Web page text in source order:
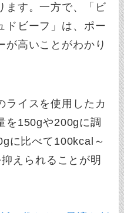
ます。一方で、「ビ
ドビーフ」は、ポー
が高いことがわかり
ライスを使用したカ
を150gや200gに調
に比べて100kcal～
えられることが明